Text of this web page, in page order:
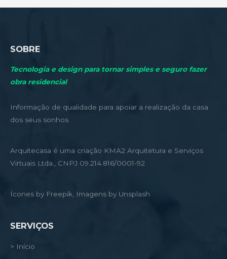
SOBRE
Tecnologia e design para tornar simples e seguro fazer
obra residencial
Informação de qualidade para apoiar a realização da casa
dos seus sonhos
Arquitecasa é uma criação KMA2 Arquitetura e Serviços
Virtuais Ltda., CNPJ 09.214.816/0001-92
Ícones by Freepik, Imagens by Unsplash
SERVIÇOS
> Início